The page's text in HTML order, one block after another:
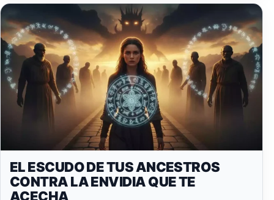
EL ESCUDO DE TUS ANCESTROS
CONTRA LA ENVIDIA QUE TE
ACECHA